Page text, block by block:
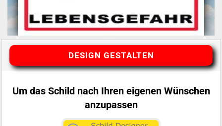
DESIGN GESTALTEN
Um das Schild nach Ihren eigenen Wünschen
anzupassen